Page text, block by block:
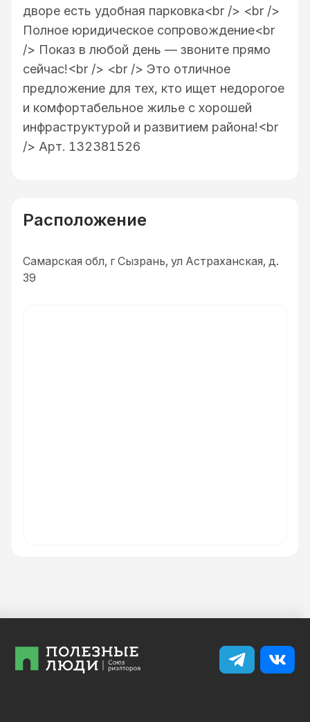
дворе есть удобная парковка<br /> <br />
Полное юридическое сопровождение<br
/> Показ в любой день — звоните прямо
сейчас!<br /> <br /> Это отличное
предложение для тех, кто ищет недорогое
и комфортабельное жилье с хорошей
инфраструктурой и развитием района!<br
/> Арт. 132381526
Расположение
Самарская обл, г Сызрань, ул Астраханская, д.
39